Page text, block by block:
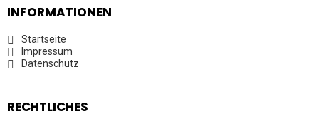
INFORMATIONEN
Startseite
Impressum
Datenschutz
RECHTLICHES